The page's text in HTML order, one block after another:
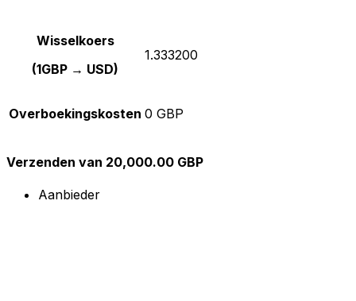
Wisselkoers
(1GBP → USD)
1.333200
Overboekingskosten 0 GBP
Verzenden van 20,000.00 GBP
Aanbieder